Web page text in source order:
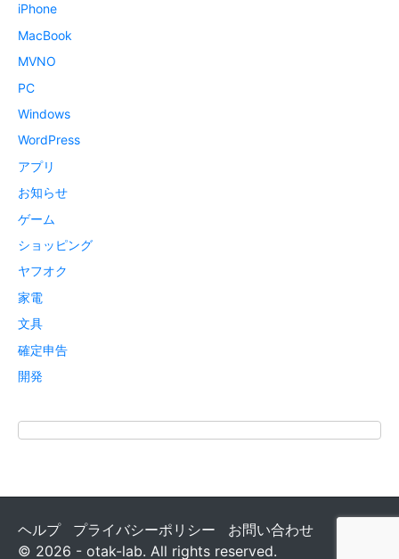
iPhone
MacBook
MVNO
PC
Windows
WordPress
アプリ
お知らせ
ゲーム
ショッピング
ヤフオク
家電
文具
確定申告
開発
ヘルプ プライバシーポリシー
お問い合わせ
© 2026 - otak-lab. All rights reserved.